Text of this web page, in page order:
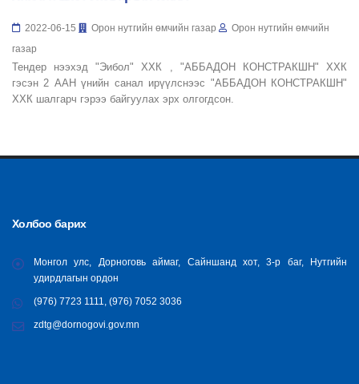
2022-06-15 Орон нутгийн өмчийн газар
Орон нутгийн өмчийн
газар
Тендер нээхэд "Эибол" ХХК , "АББАДОН КОНСТРАКШН" ХХК
гэсэн 2 ААН үнийн санал ирүүлснээс "АББАДОН КОНСТРАКШН"
ХХК шалгарч гэрээ байгуулах эрх олгогдсон.
Холбоо барих
Монгол улс, Дорноговь аймаг, Сайншанд хот, 3-р баг, Нутгийн
удирдлагын ордон
(976) 7723 1111, (976) 7052 3036
zdtg@dornogovi.gov.mn